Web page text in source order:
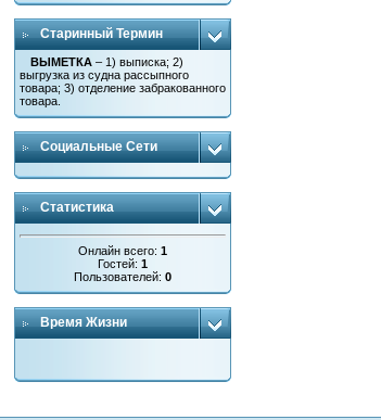
Старинный Термин
ВЫМЕТКА – 1) выписка; 2)
выгрузка из судна рассыпного
товара; 3) отделение забракованного
товара.
Социальные Сети
Статистика
Онлайн всего:1
Гостей:1
Пользователей:0
Время Жизни